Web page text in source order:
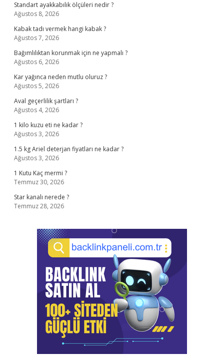
Standart ayakkabılık ölçüleri nedir ?
Ağustos 8, 2026
Kabak tadı vermek hangi kabak ?
Ağustos 7, 2026
Bağımlılıktan korunmak için ne yapmalı ?
Ağustos 6, 2026
Kar yağınca neden mutlu oluruz ?
Ağustos 5, 2026
Aval geçerlilik şartları ?
Ağustos 4, 2026
1 kilo kuzu eti ne kadar ?
Ağustos 3, 2026
1.5 kg Ariel deterjan fiyatları ne kadar ?
Ağustos 3, 2026
1 Kutu Kaç mermi ?
Temmuz 30, 2026
Star kanalı nerede ?
Temmuz 28, 2026